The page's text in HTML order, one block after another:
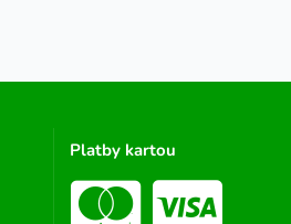
Platby kartou